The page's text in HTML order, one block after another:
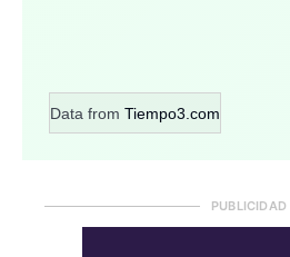
Data from Tiempo3.com
PUBLICIDAD